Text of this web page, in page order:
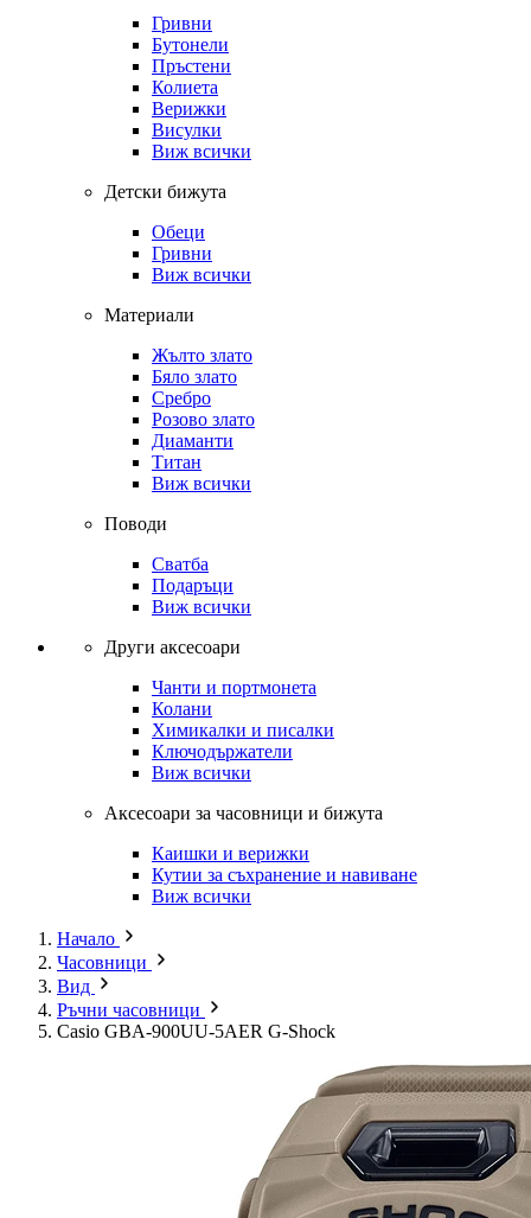
Гривни
Бутонели
Пръстени
Колиета
Верижки
Висулки
Виж всички
Детски бижута
Обеци
Гривни
Виж всички
Материали
Жълто злато
Бяло злато
Сребро
Розово злато
Диаманти
Титан
Виж всички
Поводи
Сватба
Подаръци
Виж всички
Други аксесоари
Чанти и портмонета
Колани
Химикалки и писалки
Ключодържатели
Виж всички
Аксесоари за часовници и бижута
Каишки и верижки
Кутии за съхранение и навиване
Виж всички
Начало
Часовници
Вид
Ръчни часовници
Casio GBA-900UU-5AER G-Shock